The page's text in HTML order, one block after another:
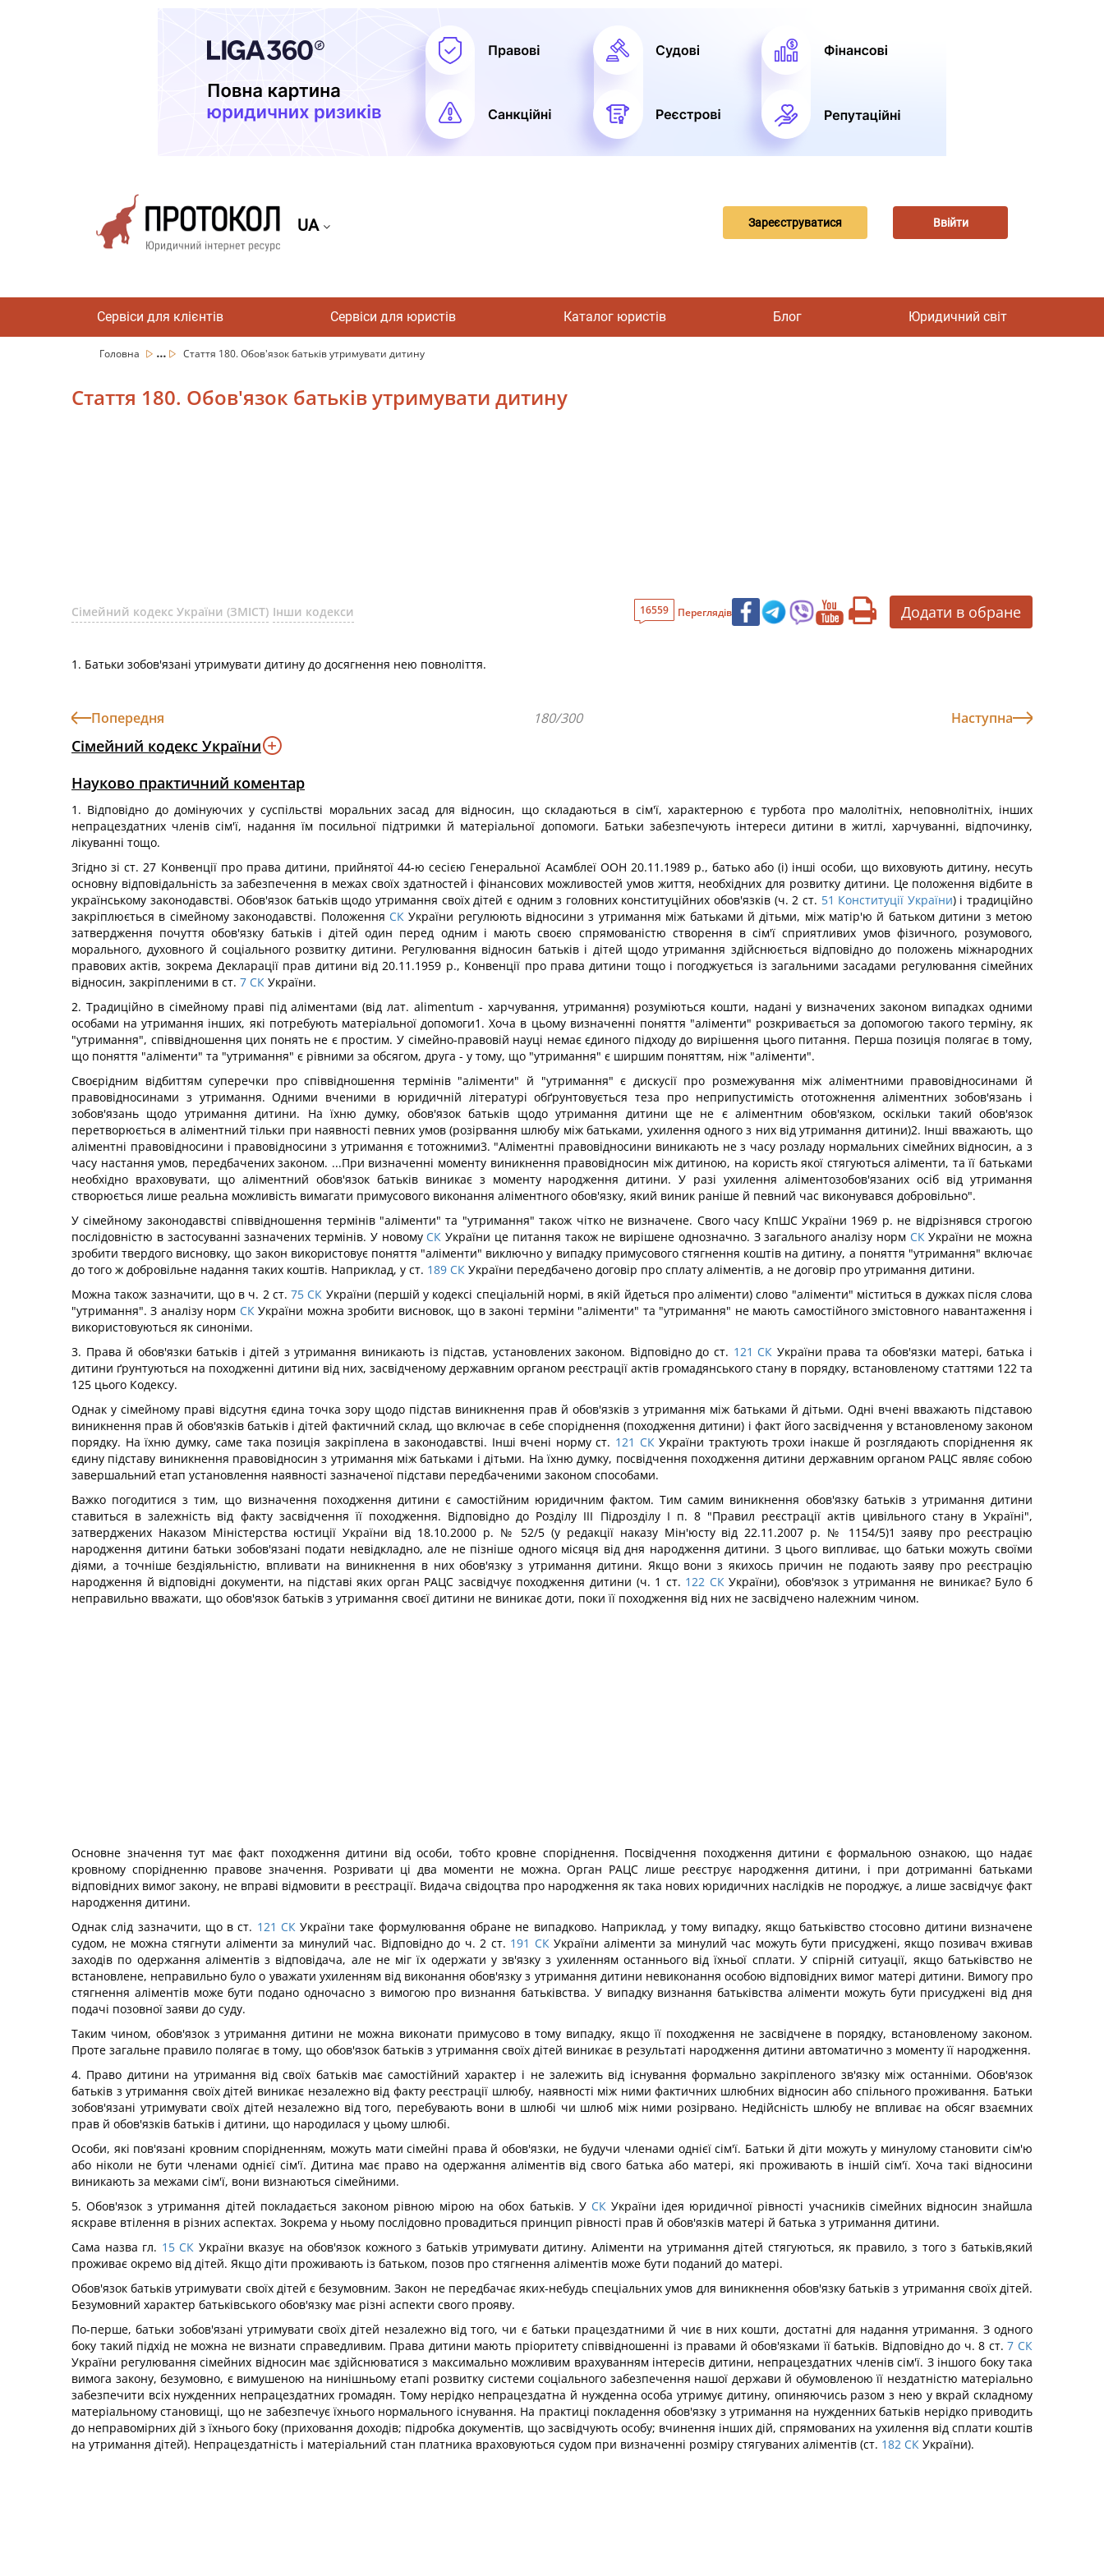
UA Зареєструватися Ввійти
Сервіси для клієнтів Сервіси для юристів Каталог юристів Блог Юридичний світ
Головна ... Стаття 180. Обов'язок батьків утримувати дитину
Стаття 180. Обов'язок батьків утримувати дитину
Сімейний кодекс України (ЗМІСТ) Інши кодекси 16559 Переглядів Додати в обране
1. Батьки зобов'язані утримувати дитину до досягнення нею повноліття.
Попередня 180/300 Наступна
Сімейний кодекс України
Науково практичний коментар
1. Відповідно до домінуючих у суспільстві моральних засад для відносин, що складаються в сім'ї, характерною є турбота про малолітніх, неповнолітніх, інших
непрацездатних членів сім'ї, надання їм посильної підтримки й матеріальної допомоги. Батьки забезпечують інтереси дитини в житлі, харчуванні, відпочинку,
лікуванні тощо.
Згідно зі ст. 27 Конвенції про права дитини, прийнятої 44-ю сесією Генеральної Асамблеї ООН 20.11.1989 p., батько або (і) інші особи, що виховують дитину, несуть
основну відповідальність за забезпечення в межах своїх здатностей і фінансових можливостей умов життя, необхідних для розвитку дитини. Це положення відбите в
українському законодавстві. Обов'язок батьків щодо утримання своїх дітей є одним з головних конституційних обов'язків (ч. 2 ст. 51 Конституції України) і традиційно
закріплюється в сімейному законодавстві. Положення СКУкраїни регулюють відносини з утримання між батьками й дітьми, між матір'ю й батьком дитини з метою
затвердження почуття обов'язку батьків і дітей один перед одним і мають своєю спрямованістю створення в сім'ї сприятливих умов фізичного, розумового,
морального, духовного й соціального розвитку дитини. Регулювання відносин батьків і дітей щодо утримання здійснюється відповідно до положень міжнародних
правових актів, зокрема Декларації прав дитини від 20.11.1959 р., Конвенції про права дитини тощо і погоджується із загальними засадами регулювання сімейних
відносин, закріпленими в ст. 7 СК України.
2. Традиційно в сімейному праві під аліментами (від лат. alimentum - харчування, утримання) розуміються кошти, надані у визначених законом випадках одними
особами на утримання інших, які потребують матеріальної допомоги1. Хоча в цьому визначенні поняття "аліменти" розкривається за допомогою такого терміну, як
"утримання", співвідношення цих понять не є простим. У сімейно-правовій науці немає єдиного підходу до вирішення цього питання. Перша позиція полягає в тому,
що поняття "аліменти" та "утримання" є рівними за обсягом, друга - у тому, що "утримання" є ширшим поняттям, ніж "аліменти".
Своєрідним відбиттям суперечки про співвідношення термінів "аліменти" й "утримання" є дискусії про розмежування між аліментними правовідносинами й
правовідносинами з утримання. Одними вченими в юридичній літературі обґрунтовується теза про неприпустимість ототожнення аліментних зобов'язань і
зобов'язань щодо утримання дитини. На їхню думку, обов'язок батьків щодо утримання дитини ще не є аліментним обов'язком, оскільки такий обов'язок
перетворюється в аліментний тільки при наявності певних умов (розірвання шлюбу між батьками, ухилення одного з них від утримання дитини)2. Інші вважають, що
аліментні правовідносини і правовідносини з утримання є тотожними3. "Аліментні правовідносини виникають не з часу розладу нормальних сімейних відносин, а з
часу настання умов, передбачених законом. ...При визначенні моменту виникнення правовідносин між дитиною, на користь якої стягуються аліменти, та її батьками
необхідно враховувати, що аліментний обов'язок батьків виникає з моменту народження дитини. У разі ухилення аліментозобов'язаних осіб від утримання
створюється лише реальна можливість вимагати примусового виконання аліментного обов'язку, який виник раніше й певний час виконувався добровільно".
У сімейному законодавстві співвідношення термінів "аліменти" та "утримання" також чітко не визначене. Свого часу КпШС України 1969 р. не відрізнявся строгою
послідовністю в застосуванні зазначених термінів. У новому СК України це питання також не вирішене однозначно. З загального аналізу норм СКУкраїни не можна
зробити твердого висновку, що закон використовує поняття "аліменти" виключно у випадку примусового стягнення коштів на дитину, а поняття "утримання" включає
до того ж добровільне надання таких коштів. Наприклад, у ст. 189 СК України передбачено договір про сплату аліментів, а не договір про утримання дитини.
Можна також зазначити, що в ч. 2 ст. 75 СК України (першій у кодексі спеціальній нормі, в якій йдеться про аліменти) слово "аліменти" міститься в дужках після слова
"утримання". З аналізу норм СКУкраїни можна зробити висновок, що в законі терміни "аліменти" та "утримання" не мають самостійного змістовного навантаження і
використовуються як синоніми.
3. Права й обов'язки батьків і дітей з утримання виникають із підстав, установлених законом. Відповідно до ст. 121 СК України права та обов'язки матері, батька і
дитини ґрунтуються на походженні дитини від них, засвідченому державним органом реєстрації актів громадянського стану в порядку, встановленому статтями 122 та
125 цього Кодексу.
Однак у сімейному праві відсутня єдина точка зору щодо підстав виникнення прав й обов'язків з утримання між батьками й дітьми. Одні вчені вважають підставою
виникнення прав й обов'язків батьків і дітей фактичний склад, що включає в себе споріднення (походження дитини) і факт його засвідчення у встановленому законом
порядку. На їхню думку, саме така позиція закріплена в законодавстві. Інші вчені норму ст. 121 СКУкраїни трактують трохи інакше й розглядають споріднення як
єдину підставу виникнення правовідносин з утримання між батьками і дітьми. На їхню думку, посвідчення походження дитини державним органом РАЦС являє собою
завершальний етап установлення наявності зазначеної підстави передбаченими законом способами.
Важко погодитися з тим, що визначення походження дитини є самостійним юридичним фактом. Тим самим виникнення обов'язку батьків з утримання дитини
ставиться в залежність від факту засвідчення її походження. Відповідно до Розділу III Підрозділу І п. 8 "Правил реєстрації актів цивільного стану в Україні",
затверджених Наказом Міністерства юстиції України від 18.10.2000 р. № 52/5 (у редакції наказу Мін'юсту від 22.11.2007 p. № 1154/5)1 заяву про реєстрацію
народження дитини батьки зобов'язані подати невідкладно, але не пізніше одного місяця від дня народження дитини. З цього випливає, що батьки можуть своїми
діями, а точніше бездіяльністю, впливати на виникнення в них обов'язку з утримання дитини. Якщо вони з якихось причин не подають заяву про реєстрацію
народження й відповідні документи, на підставі яких орган РАЦС засвідчує походження дитини (ч. 1 ст. 122 СКУкраїни), обов'язок з утримання не виникає? Було б
неправильно вважати, що обов'язок батьків з утримання своєї дитини не виникає доти, поки її походження від них не засвідчено належним чином.
Основне значення тут має факт походження дитини від особи, тобто кровне споріднення. Посвідчення походження дитини є формальною ознакою, що надає
кровному спорідненню правове значення. Розривати ці два моменти не можна. Орган РАЦС лише реєструє народження дитини, і при дотриманні батьками
відповідних вимог закону, не вправі відмовити в реєстрації. Видача свідоцтва про народження як така нових юридичних наслідків не породжує, а лише засвідчує факт
народження дитини.
Однак слід зазначити, що в ст. 121 СКУкраїни таке формулювання обране не випадково. Наприклад, у тому випадку, якщо батьківство стосовно дитини визначене
судом, не можна стягнути аліменти за минулий час. Відповідно до ч. 2 ст. 191 СКУкраїни аліменти за минулий час можуть бути присуджені, якщо позивач вживав
заходів по одержання аліментів з відповідача, але не міг їх одержати у зв'язку з ухиленням останнього від їхньої сплати. У спірній ситуації, якщо батьківство не
встановлене, неправильно було о уважати ухиленням від виконання обов'язку з утримання дитини невиконання особою відповідних вимог матері дитини. Вимогу про
стягнення аліментів може бути подано одночасно з вимогою про визнання батьківства. У випадку визнання батьківства аліменти можуть бути присуджені від дня
подачі позовної заяви до суду.
Таким чином, обов'язок з утримання дитини не можна виконати примусово в тому випадку, якщо її походження не засвідчене в порядку, встановленому законом.
Проте загальне правило полягає в тому, що обов'язок батьків з утримання своїх дітей виникає в результаті народження дитини автоматично з моменту її народження.
4. Право дитини на утримання від своїх батьків має самостійний характер і не залежить від існування формально закріпленого зв'язку між останніми. Обов'язок
батьків з утримання своїх дітей виникає незалежно від факту реєстрації шлюбу, наявності між ними фактичних шлюбних відносин або спільного проживання. Батьки
зобов'язані утримувати своїх дітей незалежно від того, перебувають вони в шлюбі чи шлюб між ними розірвано. Недійсність шлюбу не впливає на обсяг взаємних
прав й обов'язків батьків і дитини, що народилася у цьому шлюбі.
Особи, які пов'язані кровним спорідненням, можуть мати сімейні права й обов'язки, не будучи членами однієї сім'ї. Батьки й діти можуть у минулому становити сім'ю
або ніколи не бути членами однієї сім'ї. Дитина має право на одержання аліментів від свого батька або матері, які проживають в іншій сім'ї. Хоча такі відносини
виникають за межами сім'ї, вони визнаються сімейними.
5. Обов'язок з утримання дітей покладається законом рівною мірою на обох батьків. У СКУкраїни ідея юридичної рівності учасників сімейних відносин знайшла
яскраве втілення в різних аспектах. Зокрема у ньому послідовно провадиться принцип рівності прав й обов'язків матері й батька з утримання дитини.
Сама назва гл. 15 СК України вказує на обов'язок кожного з батьків утримувати дитину. Аліменти на утримання дітей стягуються, як правило, з того з батьків,який
проживає окремо від дітей. Якщо діти проживають із батьком, позов про стягнення аліментів може бути поданий до матері.
Обов'язок батьків утримувати своїх дітей є безумовним. Закон не передбачає яких-небудь спеціальних умов для виникнення обов'язку батьків з утримання своїх дітей.
Безумовний характер батьківського обов'язку має різні аспекти свого прояву.
По-перше, батьки зобов'язані утримувати своїх дітей незалежно від того, чи є батьки працездатними й чиє в них кошти, достатні для надання утримання. З одного
боку такий підхід не можна не визнати справедливим. Права дитини мають пріоритету співвідношенні із правами й обов'язками її батьків. Відповідно до ч. 8 ст. 7 СК
України регулювання сімейних відносин має здійснюватися з максимально можливим врахуванням інтересів дитини, непрацездатних членів сім'ї. З іншого боку така
вимога закону, безумовно, є вимушеною на нинішньому етапі розвитку системи соціального забезпечення нашої держави й обумовленою її нездатністю матеріально
забезпечити всіх нужденних непрацездатних громадян. Тому нерідко непрацездатна й нужденна особа утримує дитину, опиняючись разом з нею у вкрай складному
матеріальному становищі, що не забезпечує їхнього нормального існування. На практиці покладення обов'язку з утримання на нужденних батьків нерідко приводить
до неправомірних дій з їхнього боку (приховання доходів; підробка документів, що засвідчують особу; вчинення інших дій, спрямованих на ухилення від сплати коштів
на утримання дітей). Непрацездатність і матеріальний стан платника враховуються судом при визначенні розміру стягуваних аліментів (ст. 182 СК України).